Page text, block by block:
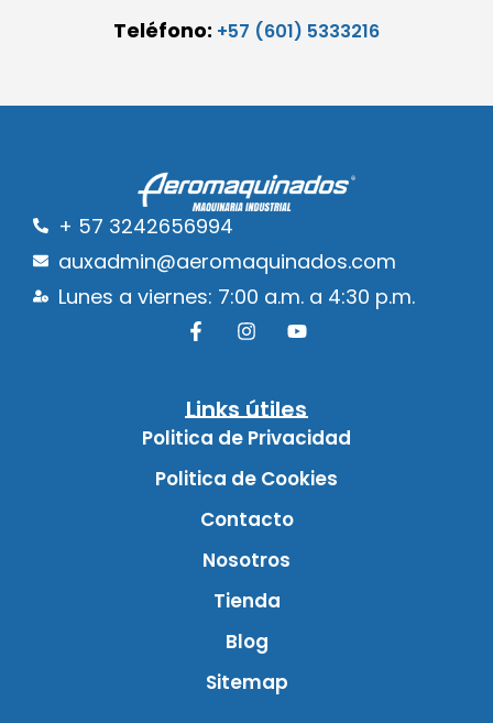
Teléfono: +57 (601) 5333216
+ 57 3242656994
auxadmin@aeromaquinados.com
Lunes a viernes: 7:00 a.m. a 4:30 p.m.
Links útiles
Politica de Privacidad
Politica de Cookies
Contacto
Nosotros
Tienda
Blog
Sitemap